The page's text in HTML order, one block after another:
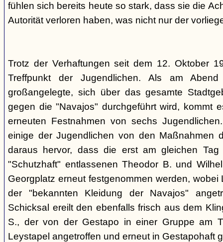
fühlen sich bereits heute so stark, dass sie die
Autorität verloren haben, was nicht nur der
Trotz der Verhaftungen seit dem 12. Oktober
Treffpunkt der Jugendlichen. Als am
großangelegte, sich über das gesamte
gegen die "Navajos" durchgeführt wird, kommt
erneuten Festnahmen von sechs
einige der Jugendlichen von den Maßnahmen
daraus hervor, dass die erst am gleichen Tag
"Schutzhaft" entlassenen Theodor B. und
Georgplatz erneut festgenommen werden, wobei
der "bekannten Kleidung der Navajos"
Schicksal ereilt den ebenfalls frisch aus dem
S., der von der Gestapo in einer Gruppe am
Leystapel angetroffen und erneut in Gestapohaft